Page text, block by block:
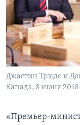
Джастин Трюдо и
Канада, 8 июня 2018
«Премьер-